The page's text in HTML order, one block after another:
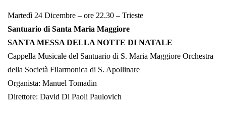
Martedì 24 Dicembre – ore 22.30 – Trieste
Santuario di Santa Maria Maggiore
SANTA MESSA DELLA NOTTE DI NATALE
Cappella Musicale del Santuario di S. Maria Maggiore Orchestra
della Società Filarmonica di S. Apollinare
Organista: Manuel Tomadin
Direttore: David Di Paoli Paulovich